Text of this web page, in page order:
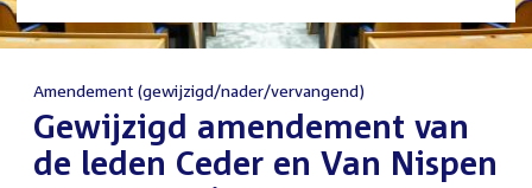
Amendement (gewijzigd/nader/vervangend)
:Gewijzigd amendement van
de leden Ceder en Van Nispen